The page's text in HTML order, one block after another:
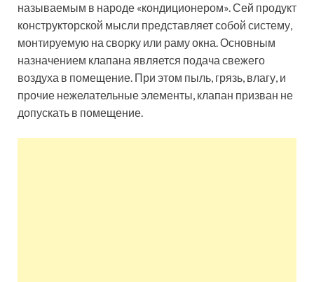
называемым в народе «кондиционером». Сей продукт
конструкторской мысли представляет собой систему,
монтируемую на сворку или раму окна. Основным
назначением клапана является подача свежего
воздуха в помещение. При этом пыль, грязь, влагу, и
прочие нежелательные элементы, клапан призван не
допускать в помещение.